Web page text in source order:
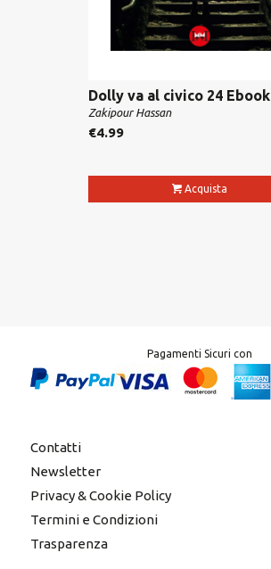
Dolly va al civico 24 Ebook
Zakipour Hassan
€4.99
Acquista
Pagamenti Sicuri con
Contatti
Newsletter
Privacy & Cookie Policy
Termini e Condizioni
Trasparenza